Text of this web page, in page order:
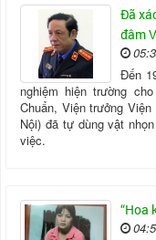
Đã
đâm
Đến
nghiệm hiện trường
Chuẩn, Viện trưởng
Nội) đã tự dùng vật
việc.
“Hoa